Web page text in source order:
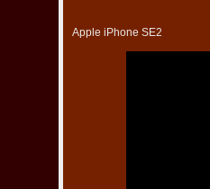
Apple iPhone SE2